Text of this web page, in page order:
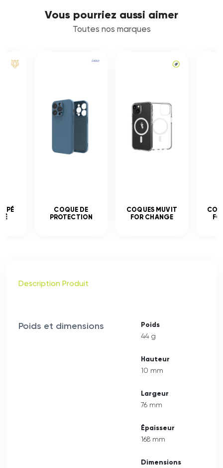
Vous pourriez aussi aimer
Toutes nos marques
COQUE DE
PROTECTION
COQUES MUVIT
FOR CHANGE
Description Produit
Poids et dimensions Poids
44 g
Hauteur
10 mm
Largeur
76 mm
Épaisseur
168 mm
Dimensions